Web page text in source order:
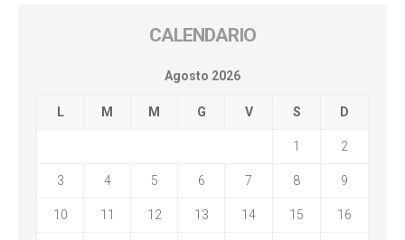
CALENDARIO
Agosto 2026
L M M G V S D
1 2
3 4 5 6 7 8 9
10 11 12 13 14 15 16